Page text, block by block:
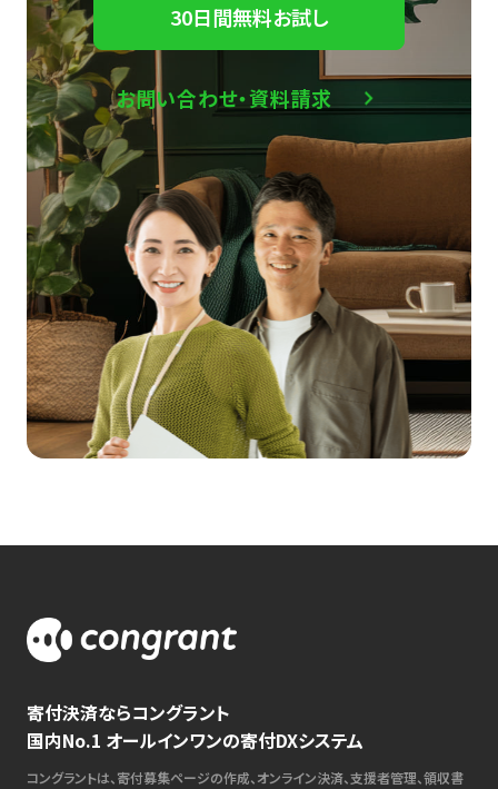
30日間無料お試し
お問い合わせ・資料請求
寄付決済ならコングラント
国内No.1 オールインワンの寄付DXシステム
コングラントは、寄付募集ページの作成、オンライン決済、支援者管理、領収書